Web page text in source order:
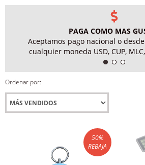
PAGA COMO MAS
Aceptamos pago nacional o
cualquier moneda USD, CUP, MLC,
Ordenar por:
50%
REBAJA